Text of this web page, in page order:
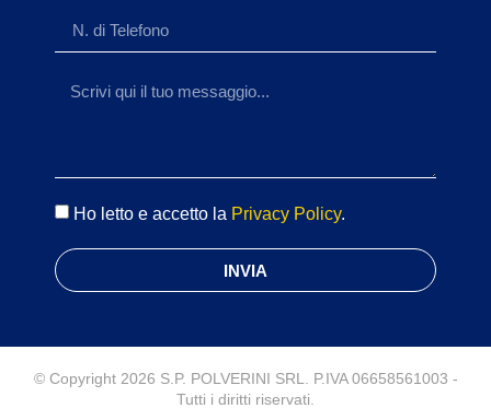
Ho letto e accetto la Privacy Policy.
INVIA
© Copyright 2026 S.P. POLVERINI SRL. P.IVA 06658561003 -
Tutti i diritti riservati.